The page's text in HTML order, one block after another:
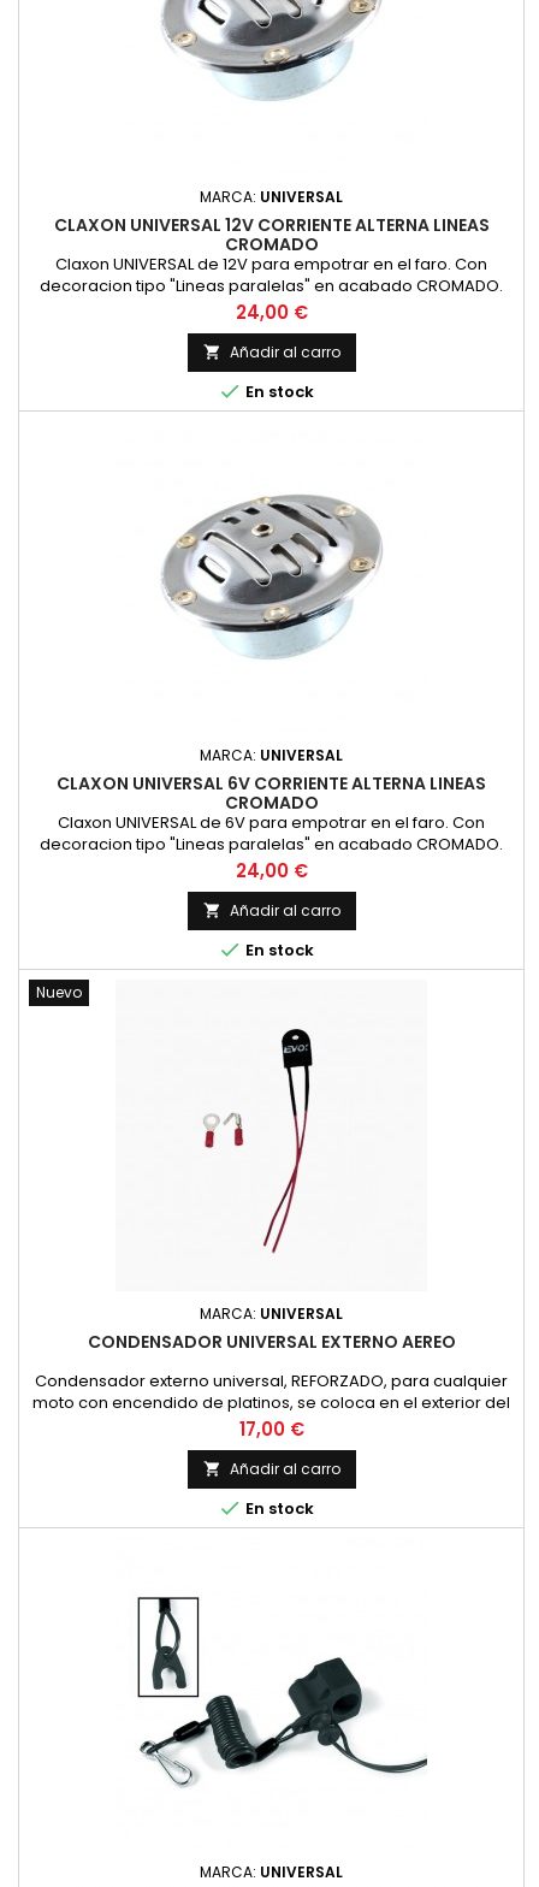
MARCA: UNIVERSAL
CLAXON UNIVERSAL 12V CORRIENTE ALTERNA LINEAS
CROMADO
Claxon UNIVERSAL de 12V para empotrar en el faro. Con
decoracion tipo "Lineas paralelas" en acabado CROMADO.
Valido para Montesa impala, Bultaco mercurio, OSSA y otras.
Funciona a 6 voltios en corriente alterna (para motos sin
bateria). nuevo
Precio
24,00 €
 Añadir al carro
 En stock
MARCA: UNIVERSAL
CLAXON UNIVERSAL 6V CORRIENTE ALTERNA LINEAS
CROMADO
Claxon UNIVERSAL de 6V para empotrar en el faro. Con
decoracion tipo "Lineas paralelas" en acabado CROMADO.
Valido para Montesa impala, Bultaco mercurio, OSSA y otras.
Funciona a 6 voltios en corriente alterna (para motos sin
bateria). nuevo
Precio
24,00 €
 Añadir al carro
 En stock
Nuevo
MARCA: UNIVERSAL
CONDENSADOR UNIVERSAL EXTERNO AEREO
Condensador externo universal, REFORZADO, para cualquier
moto con encendido de platinos, se coloca en el exterior del
motor. Después de la instalación, es fundamental controlar el
calado. El condensador es más eficiente que el original y
puede aumentar ligeramente los grados. El montaje es
sencillo gracias al conector rápido doble...
Precio
17,00 €
 Añadir al carro
 En stock
MARCA: UNIVERSAL